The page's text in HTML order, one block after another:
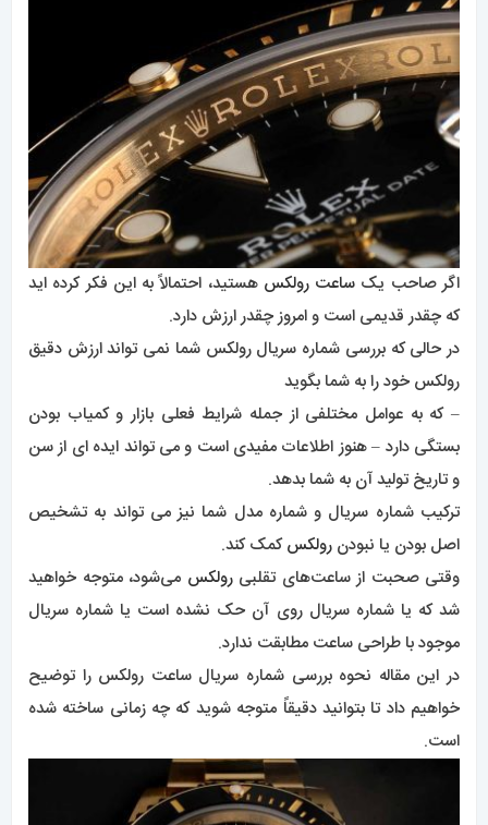
اگر صاحب یک ساعت رولکس هستید، احتمالاً به این فکر کرده اید
که چقدر قدیمی است و امروز چقدر ارزش دارد.
در حالی که بررسی شماره سریال رولکس شما نمی تواند ارزش دقیق
رولکس خود را به شما بگوید
– که به عوامل مختلفی از جمله شرایط فعلی بازار و کمیاب بودن
بستگی دارد – هنوز اطلاعات مفیدی است و می تواند ایده ای از سن
و تاریخ تولید آن به شما بدهد.
ترکیب شماره سریال و شماره مدل شما نیز می تواند به تشخیص
اصل بودن یا نبودن رولکسکمک کند.
وقتی صحبت از ساعت‌های تقلبیرولکس می‌شود، متوجه خواهید
شد که یا شماره سریال روی آن حک نشده است یا شماره سریال
موجود با طراحی ساعت مطابقت ندارد.
در این مقاله نحوه بررسی شماره سریال ساعت رولکس را توضیح
خواهیم داد تا بتوانید دقیقاً متوجه شوید که چه زمانی ساخته شده
است.